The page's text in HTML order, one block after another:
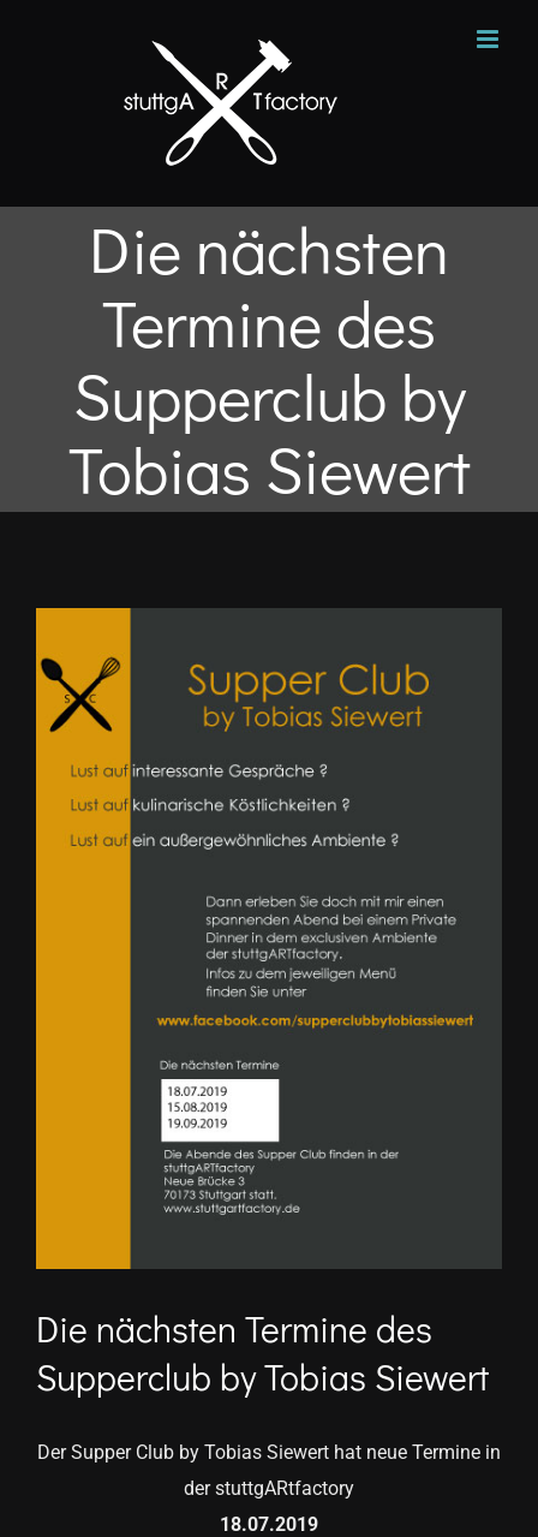
Die nächsten
Termine des
Supperclub by
Tobias Siewert
grösseres
Bild
Die nächsten Termine des
Supperclub by Tobias Siewert
Der Supper Club by Tobias Siewert hat neue Termine in
der stuttgARtfactory
18.07.2019